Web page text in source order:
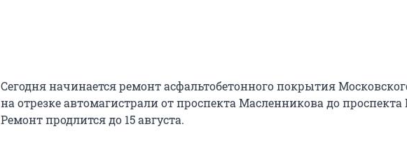
Сегодня начинается ремонт асфальтобетонного покрытия
на отрезке автомагистрали от проспекта Масленникова до проспекта
Ремонт продлится до 15 августа.